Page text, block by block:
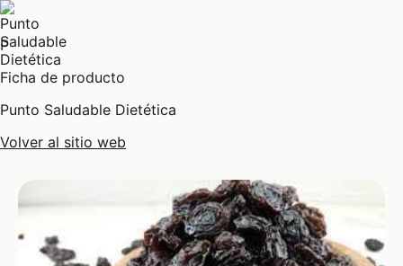
P
Ficha de producto
Punto Saludable Dietética
Volver al sitio web